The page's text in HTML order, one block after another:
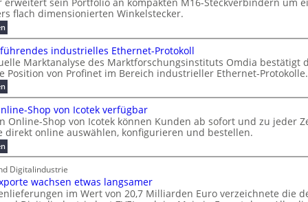
a
u
c
h
t
m
e
h
r
T
e
m
p
o
u
n
ü
r
m
o
d
e
r
n
e
E
n
e
r
g
i
e
h
e
r
u
n
g
s
l
a
s
t
s
c
h
a
l
e
i
m
2
0
2
6
E
u
r
o
p
e
a
n
E
u
n
g
e
n
f
ü
e
ff
z
i
e
n
t
r
e
s
h
s
t
u
m
v
o
n
ü
b
e
r
2
0
%
i
m
e
s
t
r
n
T
w
e
h
a
u
s
w
i
r
d
n
e
u
e
r
W
a
flach dimensionierten Winkelstecker.
:
M
1
6
-
W
i
n
e
l
s
t
e
k
e
r
f
industrielles Ethernet-Protokoll
Marktanalyse des Marktforschungsinstituts Omdia bestätigt
Position von Profinet im Bereich industrieller Ethernet-Protokolle.
:
P
r
o
f
i
n
e
f
ü
h
Shop von Icotek verfügbar
Online-Shop von Icotek können Kunden ab sofort und zu jeder
direkt online auswählen, konfigurieren und bestellen.
:
N
e
u
e
r
Digitalindustrie
wachsen etwas langsamer
im Wert von 20,7 Milliarden Euro verzeichnete die